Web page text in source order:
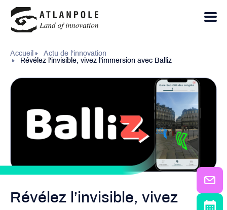
Accueil
Actu de l’innovation
Révélez l’invisible, vivez l’immersion avec Balliz
Révélez l’invisible, vivez